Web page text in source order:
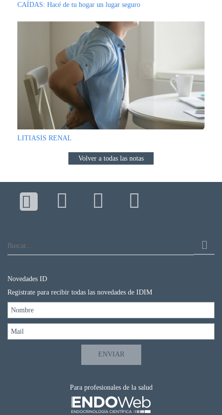
CAÍDAS: Hacé de tu hogar un lugar seguro
LITIASIS RENAL
Volver a todas las notas
Para profesionales de la salud
Novedades ID
Registrate para recibir todas las novedades de IDIM